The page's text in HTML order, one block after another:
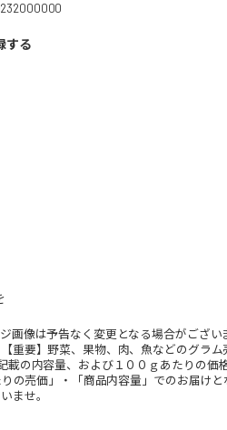
する
像は予告なく変更となる場合がござ
要】野菜、果物、肉、魚などのグラ
の内容量、および１００ｇあたりの価
の売価」・「商品内容量」でのお届け
ませ。